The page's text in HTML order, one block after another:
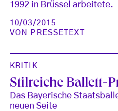
1992 in Brüssel arbeitete.
10/03/2015
VON
PRESSETEXT
KRITIK
Stilreiche Ballett-
Das Bayerische
neuen Seite